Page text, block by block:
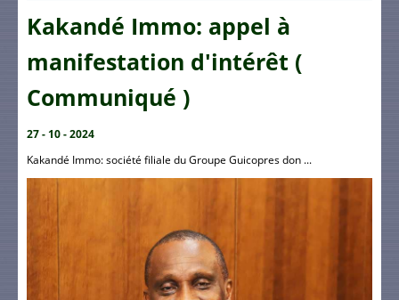
Kakandé Immo: appel à
manifestation d'intérêt (
Communiqué )
27 - 10 - 2024
Kakandé Immo: société filiale du Groupe Guicopres don ...